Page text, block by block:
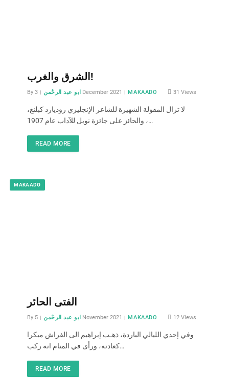
الشرق والغرب!
By ابو عبد الرحْمن 3 December 2021 MAKAADO 31Views
لا تزال المقولة الشهيرة للشاعر الإنجليزي روديارد كبلنغ،
والحائز على جائزة نوبل للآداب عام 1907،…
READ MORE
MAKAADO
الفتى الحائر
By ابو عبد الرحْمن 5 November 2021 MAKAADO 12Views
وفي إحدي الليالي الباردة، ذهـب إبراهيم الى الفراش مبكرا
كعادته، ورأى في المنام انه ركب…
READ MORE